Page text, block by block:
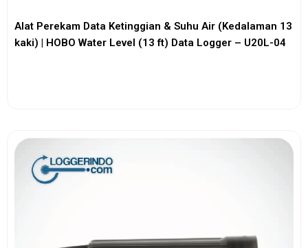
Alat Perekam Data Ketinggian & Suhu Air (Kedalaman 13
kaki) | HOBO Water Level (13 ft) Data Logger – U20L-04